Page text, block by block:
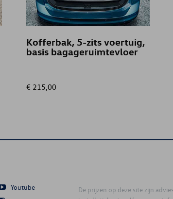
Kofferbak, 5-zits voertuig,
basis bagageruimtevloer
€ 215,00
Youtube
De prijzen op deze site zijn